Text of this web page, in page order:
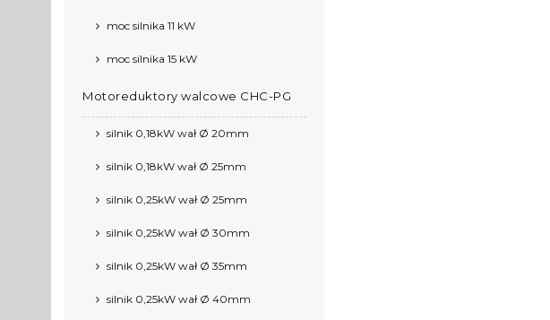
moc silnika 11 kW
moc silnika 15 kW
Motoreduktory walcowe CHC-PG
silnik 0,18kW wał Ø 20mm
silnik 0,18kW wał Ø 25mm
silnik 0,25kW wał Ø 25mm
silnik 0,25kW wał Ø 30mm
silnik 0,25kW wał Ø 35mm
silnik 0,25kW wał Ø 40mm